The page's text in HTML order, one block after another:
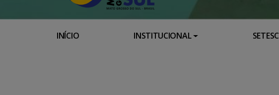
INÍCIO INSTITUCIONAL SETESC